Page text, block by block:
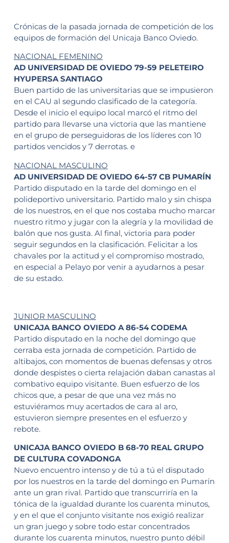
Crónicas de la pasada jornada de competición de los
equipos de formación del Unicaja Banco Oviedo.
NACIONAL FEMENINO
AD UNIVERSIDAD DE OVIEDO 79-59 PELETEIRO
HYUPERSA SANTIAGO
Buen partido de las universitarias que se impusieron
en el CAU al segundo clasificado de la categoría.
Desde el inicio el equipo local marcó el ritmo del
partido para llevarse una victoria que las mantiene
en el grupo de perseguidoras de los líderes con 10
partidos vencidos y 7 derrotas. e
NACIONAL MASCULINO
AD UNIVERSIDAD DE OVIEDO 64-57 CB PUMARÍN
Partido disputado en la tarde del domingo en el
polideportivo universitario. Partido malo y sin chispa
de los nuestros, en el que nos costaba mucho marcar
nuestro ritmo y jugar con la alegría y la movilidad de
balón que nos gusta. Al final, victoria para poder
seguir segundos en la clasificación. Felicitar a los
chavales por la actitud y el compromiso mostrado,
en especial a Pelayo por venir a ayudarnos a pesar
de su estado.
JUNIOR MASCULINO
UNICAJA BANCO OVIEDO A 86-54 CODEMA
Partido disputado en la noche del domingo que
cerraba esta jornada de competición. Partido de
altibajos, con momentos de buenas defensas y otros
donde despistes o cierta relajación daban canastas al
combativo equipo visitante. Buen esfuerzo de los
chicos que, a pesar de que una vez más no
estuviéramos muy acertados de cara al aro,
estuvieron siempre presentes en el esfuerzo y
rebote.
UNICAJA BANCO OVIEDO B 68-70 REAL GRUPO
DE CULTURA COVADONGA
Nuevo encuentro intenso y de tú a tú el disputado
por los nuestros en la tarde del domingo en Pumarín
ante un gran rival. Partido que transcurriría en la
tónica de la igualdad durante los cuarenta minutos,
y en el que el conjunto visitante nos exigió realizar
un gran juego y sobre todo estar concentrados
durante los cuarenta minutos, nuestro punto débil